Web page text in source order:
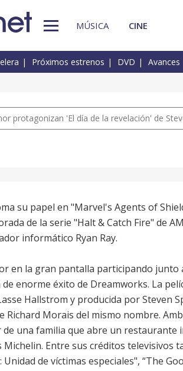
MÚSICA CINE
Próximos estrenos DVD Avances
protagonizan 'El día de la revelación' de
su papel en "Marvel's Agents of
de la serie "Halt & Catch Fire" de
informático Ryan Ray.
en la gran pantalla participando junto
de enorme éxito de Dreamworks. La
Hallstrom y producida por Steven
Richard Morais del mismo nombre.
una familia que abre un restaurante
Entre sus créditos televisivos
de víctimas especiales", “The